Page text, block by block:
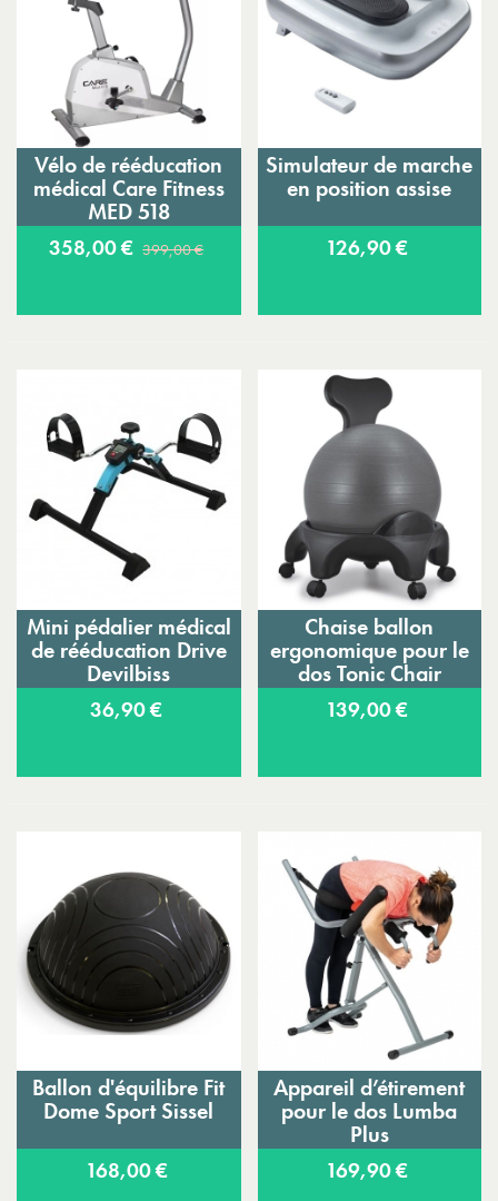
Vélo de rééducation
médical Care Fitness
MED 518
358,00 € 399,00 €
Simulateur de marche
en position assise
126,90 €
Mini pédalier médical
de rééducation Drive
Devilbiss
36,90 €
Chaise ballon
ergonomique pour le
dos Tonic Chair
Originale
139,00 €
Ballon d'équilibre Fit
Dome Sport Sissel
168,00 €
Appareil d’étirement
pour le dos Lumba
Plus
169,90 €